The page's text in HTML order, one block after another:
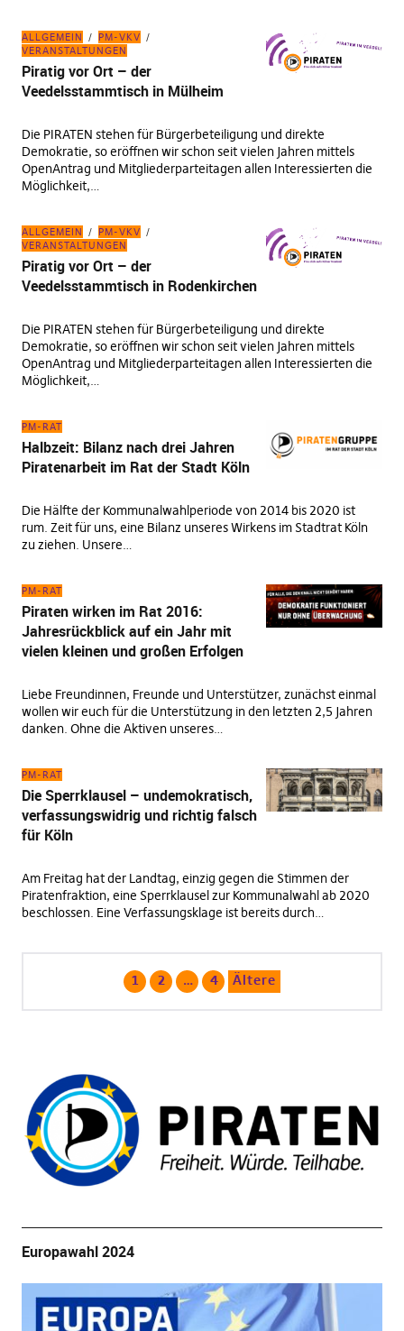
ALLGEMEIN
PM-VKV
VERANSTALTUNGEN
Piratig vor Ort – der
Veedelsstammtisch in Mülheim
Die PIRATEN stehen für Bürgerbeteiligung und direkte
Demokratie, so eröffnen wir schon seit vielen Jahren mittels
OpenAntrag und Mitgliederparteitagen allen Interessierten die
Möglichkeit,…
ALLGEMEIN
PM-VKV
VERANSTALTUNGEN
Piratig vor Ort – der
Veedelsstammtisch in Rodenkirchen
Die PIRATEN stehen für Bürgerbeteiligung und direkte
Demokratie, so eröffnen wir schon seit vielen Jahren mittels
OpenAntrag und Mitgliederparteitagen allen Interessierten die
Möglichkeit,…
PM-RAT
Halbzeit: Bilanz nach drei Jahren
Piratenarbeit im Rat der Stadt Köln
Die Hälfte der Kommunalwahlperiode von 2014 bis 2020 ist
rum. Zeit für uns, eine Bilanz unseres Wirkens im Stadtrat Köln
zu ziehen. Unsere…
PM-RAT
Piraten wirken im Rat 2016:
Jahresrückblick auf ein Jahr mit
vielen kleinen und großen Erfolgen
Liebe Freundinnen, Freunde und Unterstützer, zunächst einmal
wollen wir euch für die Unterstützung in den letzten 2,5 Jahren
danken. Ohne die Aktiven unseres…
PM-RAT
Die Sperrklausel – undemokratisch,
verfassungswidrig und richtig falsch
für Köln
Am Freitag hat der Landtag, einzig gegen die Stimmen der
Piratenfraktion, eine Sperrklausel zur Kommunalwahl ab 2020
beschlossen. Eine Verfassungsklage ist bereits durch…
1 2 … 4 Ältere
Europawahl 2024